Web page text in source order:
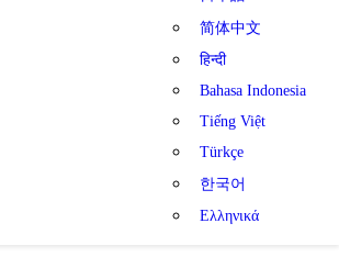
简体中文
हिन्दी
Bahasa Indonesia
Tiếng Việt
Türkçe
한국어
Ελληνικά